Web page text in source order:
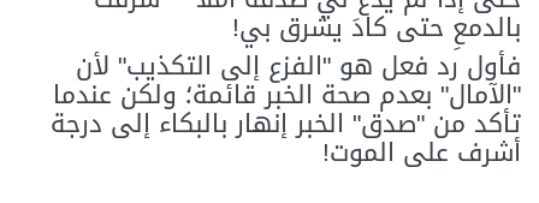
بالدمعِ حتى كادَ يشرق بي!
فأول رد فعل هو "الفزع إلى التكذيب" لأن
"الآمال" بعدم صحة الخبر قائمة؛ ولكن عندما
تأكد من "صدق" الخبر إنهار بالبكاء إلى درجة
أشرف على الموت!